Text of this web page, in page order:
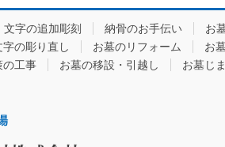
文字の追加彫刻 納骨のお手伝い お
字の彫り直し お墓のリフォーム お
の工事 お墓の移設・引越し お墓じ